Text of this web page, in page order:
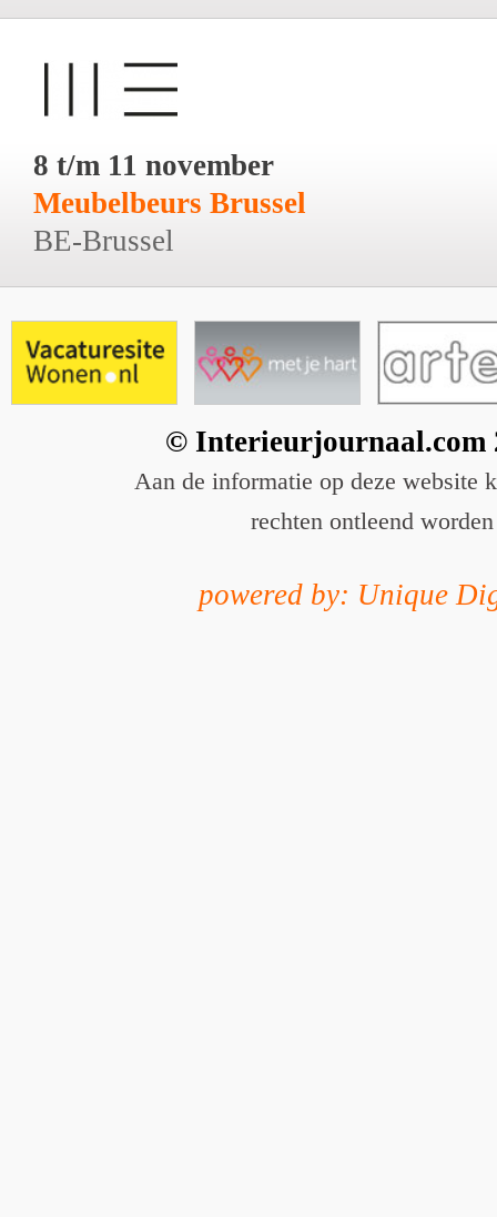
8 t/m 11 november
Meubelbeurs Brussel
BE-Brussel
© Interieurjournaal.com
Aan de informatie op deze website
rechten ontleend worden
powered by: Unique